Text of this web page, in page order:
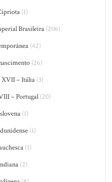
(1)
Brasileira(206)
(42)
(26)
XVII – Itália (3)
– Portugal (20)
(1)
(1)
(1)
(2)